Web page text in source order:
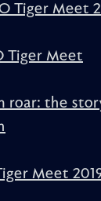
Tiger Meet
Tiger Meet
roar: the
Meet